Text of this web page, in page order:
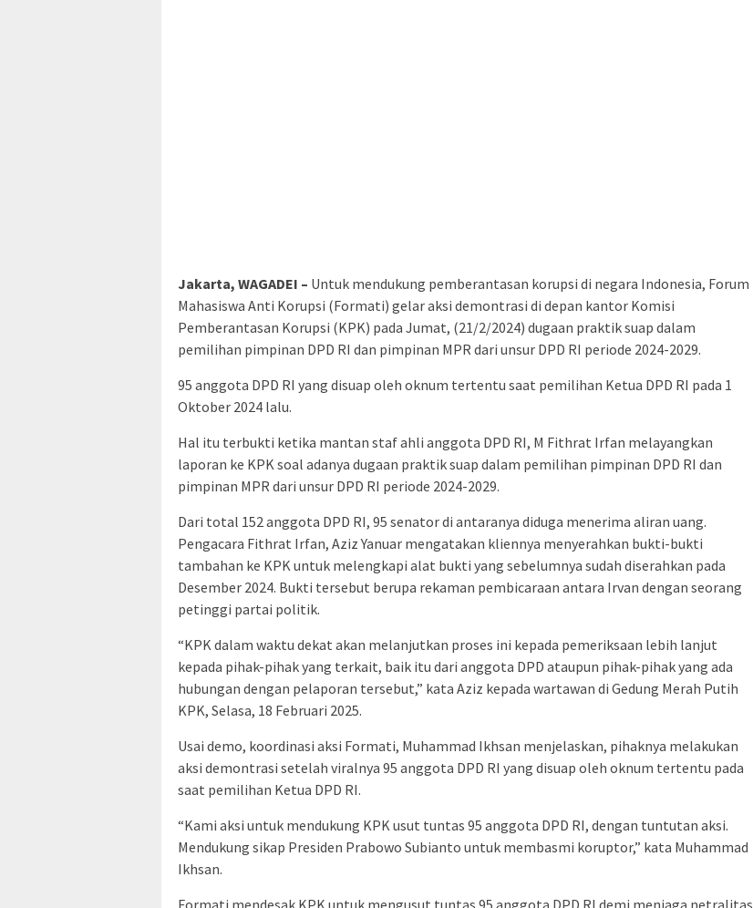
Jakarta, WAGADEI – Untuk mendukung pemberantasan korupsi di negara Indonesia, Forum
Mahasiswa Anti Korupsi (Formati) gelar aksi demontrasi di depan kantor Komisi
Pemberantasan Korupsi (KPK) pada Jumat, (21/2/2024) dugaan praktik suap dalam
pemilihan pimpinan DPD RI dan pimpinan MPR dari unsur DPD RI periode 2024-2029.
95 anggota DPD RI yang disuap oleh oknum tertentu saat pemilihan Ketua DPD RI pada 1
Oktober 2024 lalu.
Hal itu terbukti ketika mantan staf ahli anggota DPD RI, M Fithrat Irfan melayangkan
laporan ke KPK soal adanya dugaan praktik suap dalam pemilihan pimpinan DPD RI dan
pimpinan MPR dari unsur DPD RI periode 2024-2029.
Dari total 152 anggota DPD RI, 95 senator di antaranya diduga menerima aliran uang.
Pengacara Fithrat Irfan, Aziz Yanuar mengatakan kliennya menyerahkan bukti-bukti
tambahan ke KPK untuk melengkapi alat bukti yang sebelumnya sudah diserahkan pada
Desember 2024. Bukti tersebut berupa rekaman pembicaraan antara Irvan dengan seorang
petinggi partai politik.
“KPK dalam waktu dekat akan melanjutkan proses ini kepada pemeriksaan lebih lanjut
kepada pihak-pihak yang terkait, baik itu dari anggota DPD ataupun pihak-pihak yang ada
hubungan dengan pelaporan tersebut,” kata Aziz kepada wartawan di Gedung Merah Putih
KPK, Selasa, 18 Februari 2025.
Usai demo, koordinasi aksi Formati, Muhammad Ikhsan menjelaskan, pihaknya melakukan
aksi demontrasi setelah viralnya 95 anggota DPD RI yang disuap oleh oknum tertentu pada
saat pemilihan Ketua DPD RI.
“Kami aksi untuk mendukung KPK usut tuntas 95 anggota DPD RI, dengan tuntutan aksi.
Mendukung sikap Presiden Prabowo Subianto untuk membasmi koruptor,” kata Muhammad
Ikhsan.
Formati mendesak KPK untuk mengusut tuntas 95 anggota DPD RI demi menjaga netralitas